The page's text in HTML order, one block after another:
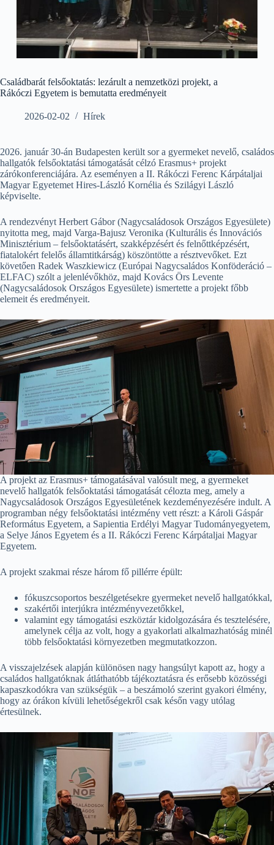
Családbarát felsőoktatás: lezárult a nemzetközi projekt, a
Rákóczi Egyetem is bemutatta eredményeit
2026-02-02 Hírek
2026. január 30-án Budapesten került sor a gyermeket nevelő, családos
hallgatók felsőoktatási támogatását célzó Erasmus+ projekt
zárókonferenciájára. Az eseményen a II. Rákóczi Ferenc Kárpátaljai
Magyar Egyetemet Hires-László Kornélia és Szilágyi László
képviselte.
A rendezvényt Herbert Gábor (Nagycsaládosok Országos Egyesülete)
nyitotta meg, majd Varga-Bajusz Veronika (Kulturális és Innovációs
Minisztérium – felsőoktatásért, szakképzésért és felnőttképzésért,
fiatalokért felelős államtitkárság) köszöntötte a résztvevőket. Ezt
követően Radek Waszkiewicz (Európai Nagycsaládos Konföderáció –
ELFAC) szólt a jelenlévőkhöz, majd Kovács Örs Levente
(Nagycsaládosok Országos Egyesülete) ismertette a projekt főbb
elemeit és eredményeit.
A projekt az Erasmus+ támogatásával valósult meg, a gyermeket
nevelő hallgatók felsőoktatási támogatását célozta meg, amely a
Nagycsaládosok Országos Egyesületének kezdeményezésére indult. A
programban négy felsőoktatási intézmény vett részt: a Károli Gáspár
Református Egyetem, a Sapientia Erdélyi Magyar Tudományegyetem,
a Selye János Egyetem és a II. Rákóczi Ferenc Kárpátaljai Magyar
Egyetem.
A projekt szakmai része három fő pillérre épült:
fókuszcsoportos beszélgetésekre gyermeket nevelő hallgatókkal,
szakértői interjúkra intézményvezetőkkel,
valamint egy támogatási eszköztár kidolgozására és tesztelésére,
amelynek célja az volt, hogy a gyakorlati alkalmazhatóság minél
több felsőoktatási környezetben megmutatkozzon.
A visszajelzések alapján különösen nagy hangsúlyt kapott az, hogy a
családos hallgatóknak átláthatóbb tájékoztatásra és erősebb közösségi
kapaszkodókra van szükségük – a beszámoló szerint gyakori élmény,
hogy az órákon kívüli lehetőségekről csak későn vagy utólag
értesülnek.